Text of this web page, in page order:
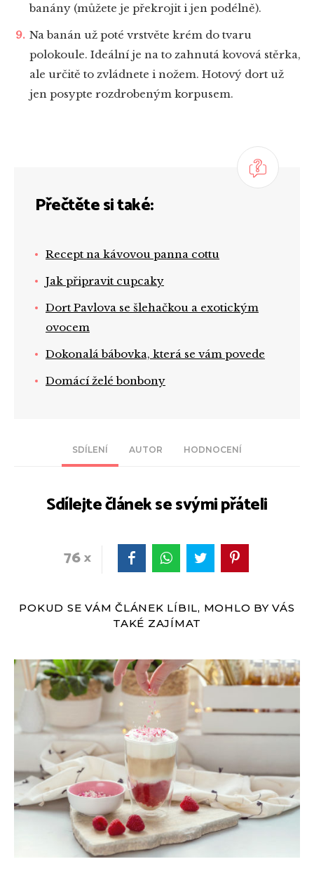
SDÍLENÍ AUTOR HODNOCENÍ
Sdílejte článek se svými přáteli
76
banány (můžete je překrojit i jen podélně).
Na banán už poté vrstvěte krém do tvaru
polokoule. Ideální je na to zahnutá kovová stěrka,
ale určitě to zvládnete i nožem. Hotový dort už
jen posypte rozdrobeným korpusem.
Přečtěte si také:
Recept na kávovou panna cottu
Jak připravit cupcaky
Dort Pavlova se šlehačkou a exotickým
ovocem
Dokonalá bábovka, která se vám povede
Domácí želé bonbony
POKUD SE VÁM ČLÁNEK LÍBIL, MOHLO BY VÁS
TAKÉ ZAJÍMAT